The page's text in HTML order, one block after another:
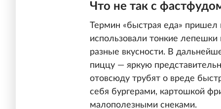
Что не так с
Термин «быстрая еда» пришел
использовали тонкие лепешки
разные вкусности. В
пиццу — яркую
отовсюду трубят о вреде
себя бургерами, картошкой
малополезными снеками.